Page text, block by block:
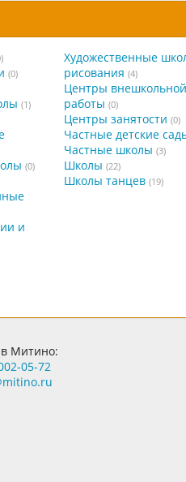
(0)
(1)
(0)
и
Художественные
рисования (4)
Центры внешкольной
работы (0)
Центры занятости (0)
Частные детские
Частные школы (3)
Школы (22)
Школы танцев (19)
Митино:
05-72